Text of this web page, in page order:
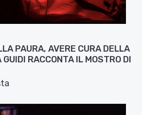
PAURA, AVERE CURA DELLA
RACCONTA IL MOSTRO DI